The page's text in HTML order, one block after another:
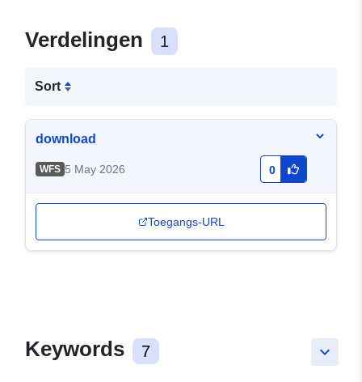
Verdelingen 1
Sort
download
WFS 5 May 2026 0
Toegangs-URL
keyboard_arrow_down
Keywords 7